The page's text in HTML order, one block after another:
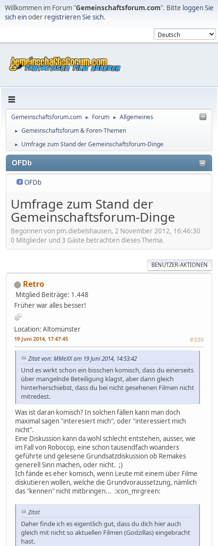
Willkommen im Forum "Gemeinschaftsforum.com". Bitte loggen Sie
sich einoder registrieren Sie sich.
Gemeinschaftsforum.com ► Forum ► Allgemeines
► Gemeinschaftsforum & Foren-Themen
► Umfrage zum Stand der Gemeinschaftsforum-Dinge
OFDb
OFDb
Umfrage zum Stand der
Gemeinschaftsforum-Dinge
Begonnen von pm.diebelshausen, 2 November 2012, 16:46:30
0 Mitglieder und 3 Gäste betrachten dieses Thema.
BENUTZER-AKTIONEN
Retro
Mitglied Beiträge: 1.448
Früher war alles besser!
Location: Altomünster
19 Juni 2014, 17:47:45 #330
Zitat von: MMeXX am 19 Juni 2014, 14:53:42
Und es wirkt schon ein bisschen komisch, dass du einerseits
über mangelnde Beteiligung klagst, aber dann gleich
hinterherschiebst, dass du bei nicht gesehenen Filmen nicht
mitredest.
Was ist daran komisch? In solchen fällen kann man doch
maximal sagen "interesiert mich", oder "interessiert mich
nicht".
Eine Diskussion kann da wohl schlecht entstehen, ausser, wie
im Fall von Robocop, eine schon tausendfach woanders
geführte und gelesene Grundsatzdiskussion ob Remakes
generell Sinn machen, oder nicht. ;)
Ich fände es eher komisch, wenn Leute mit einem über Filme
diskutieren wollen, welche die Grundvoraussetzung, nämlich
das "kennen" nicht mitbringen... :icon_mrgreen:
Zitat
Daher finde ich es eigentlich gut, dass du dich hier auch
gleich mit nicht so aktuellen Filmen (Godzillas) eingebracht
hast.